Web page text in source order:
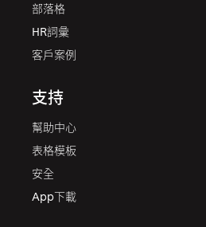
部落格
HR詞彙
客戶案例
支持
幫助中心
表格模板
安全
App下載